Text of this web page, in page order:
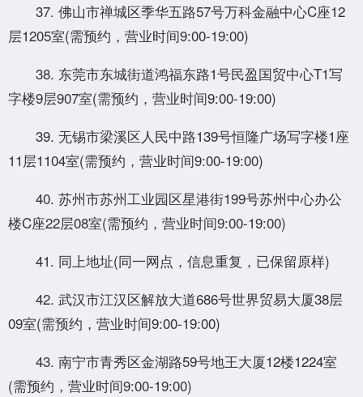
37. 佛山市禅城区季华五路57号万科金融中心C座12
层1205室(需预约，营业时间9:00-19:00)
38. 东莞市东城街道鸿福东路1号民盈国贸中心T1写
字楼9层907室(需预约，营业时间9:00-19:00)
39. 无锡市梁溪区人民中路139号恒隆广场写字楼1座
11层1104室(需预约，营业时间9:00-19:00)
40. 苏州市苏州工业园区星港街199号苏州中心办公
楼C座22层08室(需预约，营业时间9:00-19:00)
41. 同上地址(同一网点，信息重复，已保留原样)
42. 武汉市江汉区解放大道686号世界贸易大厦38层
09室(需预约，营业时间9:00-19:00)
43. 南宁市青秀区金湖路59号地王大厦12楼1224室
(需预约，营业时间9:00-19:00)